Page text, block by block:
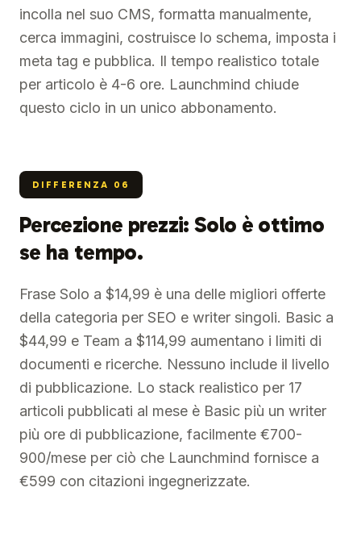
incolla nel suo CMS, formatta manualmente,
cerca immagini, costruisce lo schema, imposta i
meta tag e pubblica. Il tempo realistico totale
per articolo è 4-6 ore. Launchmind chiude
questo ciclo in un unico abbonamento.
DIFFERENZA 06
Percezione prezzi: Solo è ottimo
se ha tempo.
Frase Solo a $14,99 è una delle migliori offerte
della categoria per SEO e writer singoli. Basic a
$44,99 e Team a $114,99 aumentano i limiti di
documenti e ricerche. Nessuno include il livello
di pubblicazione. Lo stack realistico per 17
articoli pubblicati al mese è Basic più un writer
più ore di pubblicazione, facilmente €700-
900/mese per ciò che Launchmind fornisce a
€599 con citazioni ingegnerizzate.